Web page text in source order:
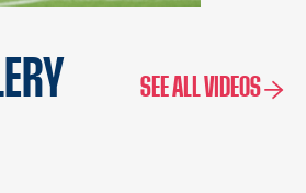
SEE ALL VIDEOS